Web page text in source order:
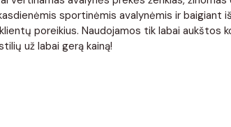
sportinėmis avalynėmis ir
poreikius. Naudojamos tik labai
už labai gerą kainą!